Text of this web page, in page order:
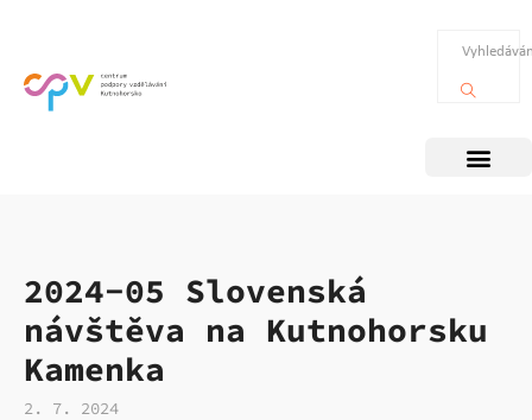
2024-05 Slovenská
návštěva na Kutnohorsku
Kamenka
2. 7. 2024